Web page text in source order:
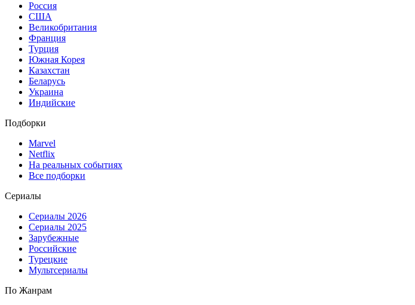
Россия
США
Великобритания
Франция
Турция
Южная Корея
Казахстан
Беларусь
Украина
Индийские
Подборки
Marvel
Netflix
На реальных событиях
Все подборки
Сериалы
Сериалы 2026
Сериалы 2025
Зарубежные
Российские
Турецкие
Мультсериалы
По Жанрам